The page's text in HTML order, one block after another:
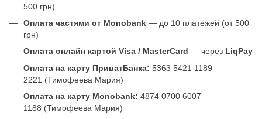
500 грн)
Оплата частями от Monobank — до 10 платежей (от 500
грн)
Оплата онлайн картой Visa / MasterCard — через LiqPay
Оплата на карту ПриватБанка: 5363 5421 1189
2221 (Тимофеева Мария)
Оплата на карту Monobank: 4874 0700 6007
1188 (Тимофеева Мария)